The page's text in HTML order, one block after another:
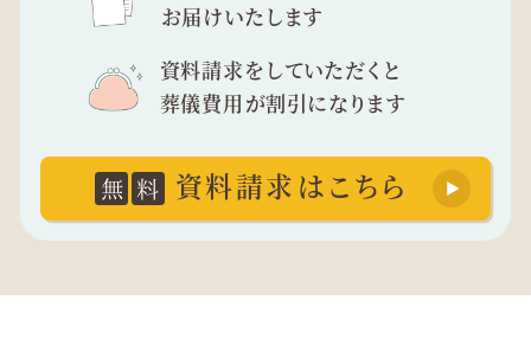
お届けいたします
資料請求をしていただくと
葬儀費用が割引になります
無 料 資料請求はこちら